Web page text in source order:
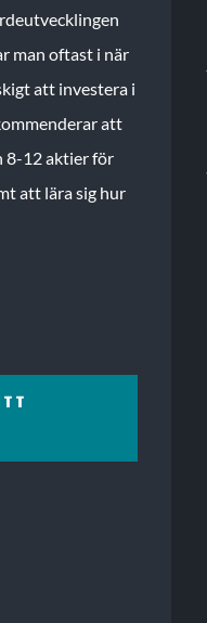
man oftast i när
att investera i
att
8-12 aktier för
att lära sig hur